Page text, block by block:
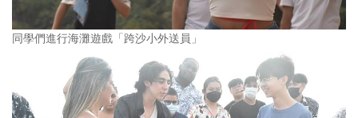
同學們進行海灘遊戲「跨沙小外送員」